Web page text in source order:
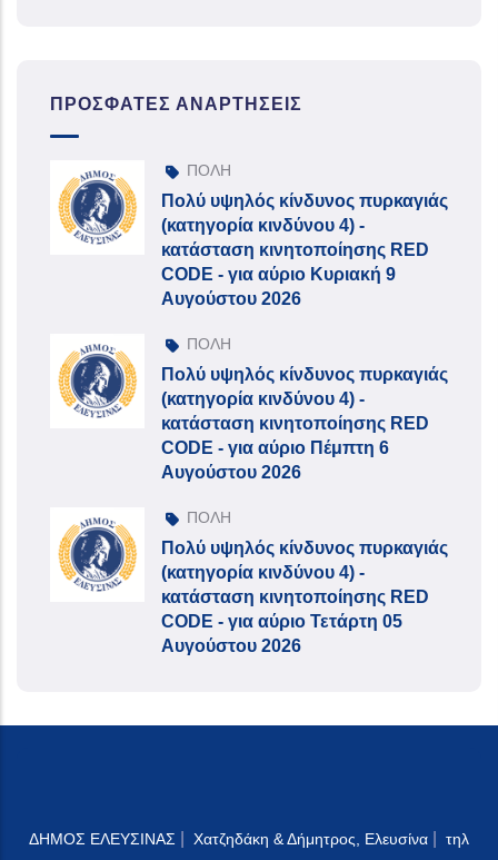
ΠΡΌΣΦΑΤΕΣ ΑΝΑΡΤΉΣΕΙΣ
ΠΟΛΗ
Πολύ υψηλός κίνδυνος πυρκαγιάς
(κατηγορία κινδύνου 4) -
κατάσταση κινητοποίησης RED
CODE - για αύριο Κυριακή 9
Αυγούστου 2026
ΠΟΛΗ
Πολύ υψηλός κίνδυνος πυρκαγιάς
(κατηγορία κινδύνου 4) -
κατάσταση κινητοποίησης RED
CODE - για αύριο Πέμπτη 6
Αυγούστου 2026
ΠΟΛΗ
Πολύ υψηλός κίνδυνος πυρκαγιάς
(κατηγορία κινδύνου 4) -
κατάσταση κινητοποίησης RED
CODE - για αύριο Τετάρτη 05
Αυγούστου 2026
ΔΗΜΟΣ ΕΛΕΥΣΙΝΑΣ Χατζηδάκη & Δήμητρος, Ελευσίνα τηλ